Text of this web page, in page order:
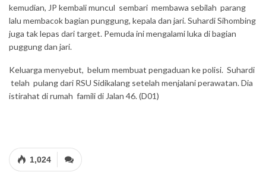
kemudian, JP kembali muncul sembari membawa sebilah parang
lalu membacok bagian punggung, kepala dan jari. Suhardi Sihombing
juga tak lepas dari target. Pemuda ini mengalami luka di bagian
puggung dan jari.
Keluarga menyebut, belum membuat pengaduan ke polisi. Suhardi
telah pulang dari RSU Sidikalang setelah menjalani perawatan. Dia
istirahat di rumah famili di Jalan 46. (D01)
1,024